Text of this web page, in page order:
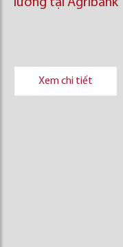
lương tại Agribank
Xem chi tiết